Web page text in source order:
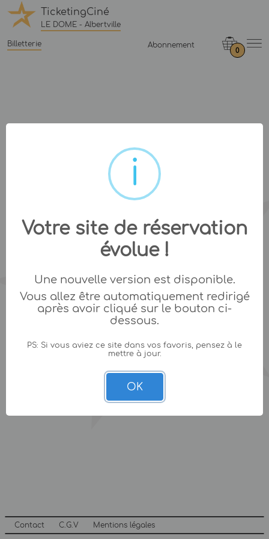
TicketingCiné
LE DOME - Albertville
Billetterie Abonnement
0
Contact C.G.V Mentions légales
Votre site de réservation
évolue !
Une nouvelle version est disponible.
Vous allez être automatiquement redirigé
après avoir cliqué sur le bouton ci-
dessous.
PS: Si vous aviez ce site dans vos favoris, pensez à le
mettre à jour.
OK